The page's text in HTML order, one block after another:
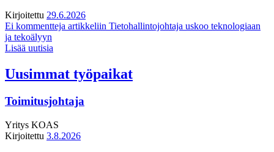
Kirjoitettu 29.6.2026
Ei kommentteja artikkeliin Tietohallintojohtaja uskoo teknologiaan
ja tekoälyyn
Lisää uutisia
Uusimmat työpaikat
Toimitusjohtaja
Yritys KOAS
Kirjoitettu 3.8.2026